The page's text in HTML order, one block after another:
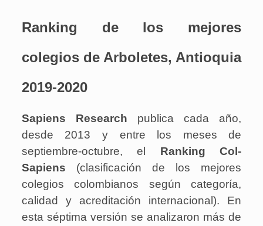
Ranking de los mejores
colegios de Arboletes, Antioquia
2019-2020
Sapiens Research publica cada año,
desde 2013 y entre los meses de
septiembre-octubre, el Ranking Col-
Sapiens (clasificación de los mejores
colegios colombianos según categoría,
calidad y acreditación internacional). En
esta séptima versión se analizaron más de